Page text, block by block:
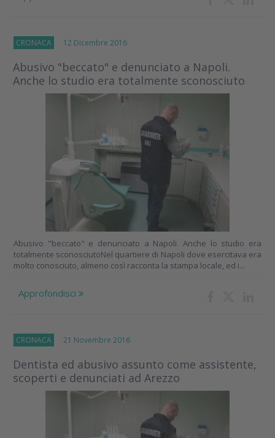
CRONACA 12 Dicembre 2016
Abusivo "beccato" e denunciato a Napoli.
Anche lo studio era totalmente sconosciuto
Abusivo "beccato" e denunciato a Napoli. Anche lo studio era
totalmente sconosciutoNel quartiere di Napoli dove esercitava era
molto conosciuto, almeno così racconta la stampa locale, ed i...
Approfondisci
CRONACA 21 Novembre 2016
Dentista ed abusivo assunto come assistente,
scoperti e denunciati ad Arezzo